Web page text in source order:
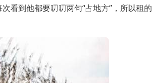
看到他都要叨叨两句“占地方”，所以租的